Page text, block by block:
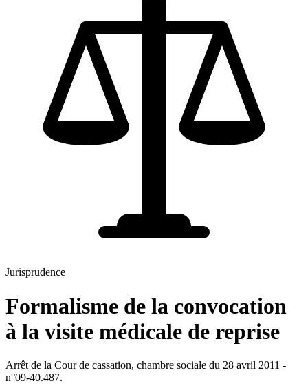
Jurisprudence
Formalisme de la convocation
à la visite médicale de reprise
Arrêt de la Cour de cassation, chambre sociale du 28 avril 2011 -
n°09-40.487.